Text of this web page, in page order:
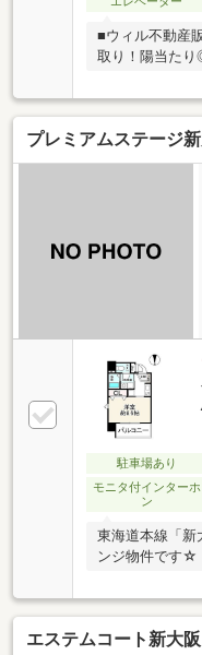
■ウィル不動産
取り！陽当たり
プレミアムステージ
駐車場あり
モニタ付インターホ
ン
東海道本線「新
ンジ物件です
エステムコート新大